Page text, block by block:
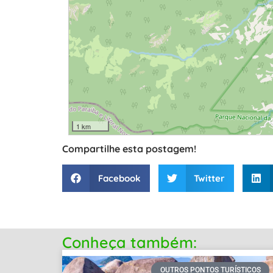
1 km
Compartilhe esta postagem!
Facebook Twitter
Conheça também:
OUTROS PONTOS TURÍSTICOS